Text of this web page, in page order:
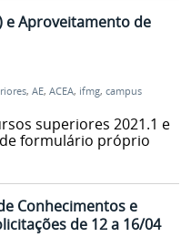
e Aproveitamento de
, AE, ACEA, ifmg, campus
superiores 2021.1 e
formulário próprio
Conhecimentos e
de 12 a 16/04